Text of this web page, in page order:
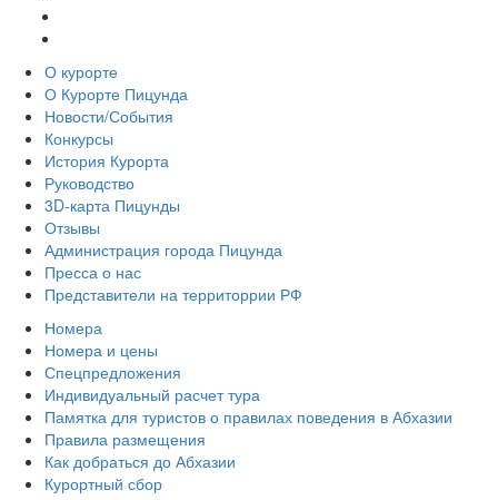
О курорте
О Курорте Пицунда
Новости/События
Конкурсы
История Курорта
Руководство
3D-карта Пицунды
Отзывы
Администрация города Пицунда
Пресса о нас
Представители на территоррии РФ
Номера
Номера и цены
Спецпредложения
Индивидуальный расчет тура
Памятка для туристов о правилах поведения в Абхазии
Правила размещения
Как добраться до Абхазии
Курортный сбор